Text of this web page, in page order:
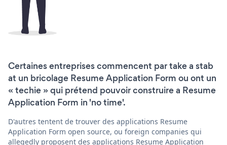
Certaines entreprises commencent par take a stab
at un bricolage Resume Application Form ou ont un
« techie » qui prétend pouvoir construire a Resume
Application Form in 'no time'.
D'autres tentent de trouver des applications Resume
Application Form open source, ou foreign companies qui
allegedly proposent des applications Resume Application